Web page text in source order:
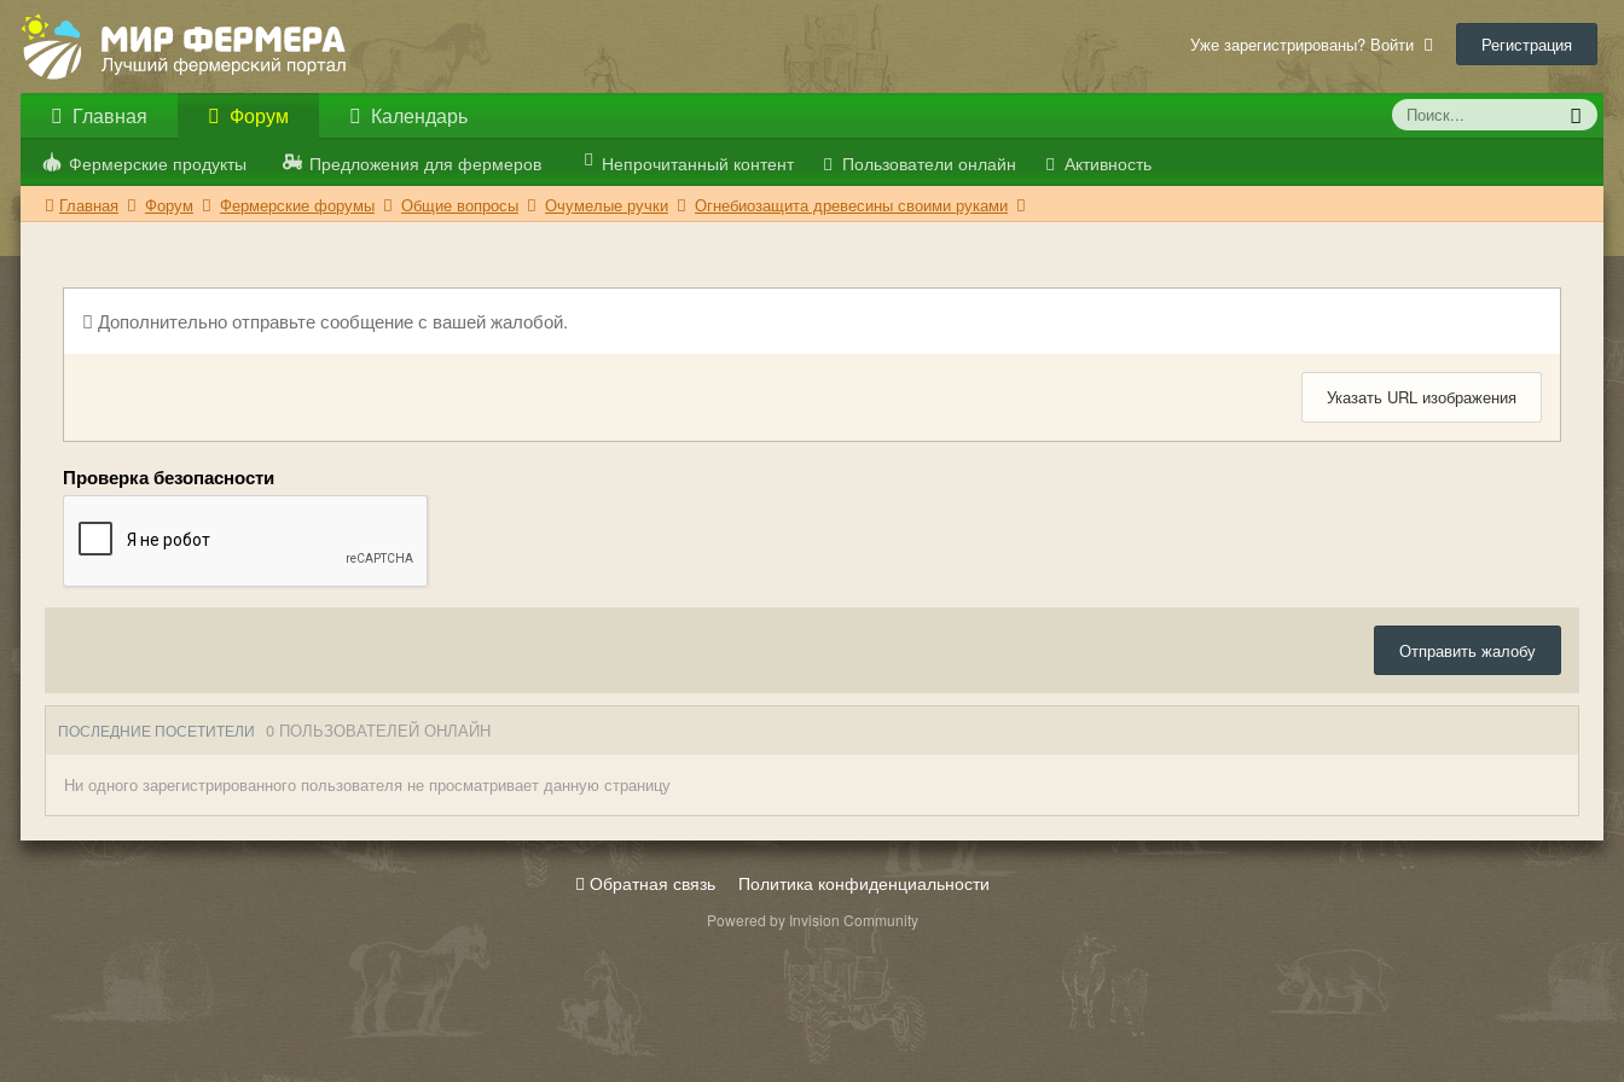
Уже зарегистрированы? Войти Регистрация
Главная Форум
Фермерские продукты Предложения для фермеров Непрочитанный контент Пользователи онлайн Активность
Календарь
Главная Форум Фермерские форумы Общие вопросы Очумелые ручки Огнебиозащита древесины своими руками
Дополнительно отправьте сообщение с вашей жалобой.
Указать URL изображения
Проверка безопасности
Отправить жалобу
ПОСЛЕДНИЕ ПОСЕТИТЕЛИ 0 ПОЛЬЗОВАТЕЛЕЙ ОНЛАЙН
Ни одного зарегистрированного пользователя не просматривает данную страницу
Обратная связь Политика конфиденциальности
Powered by Invision Community